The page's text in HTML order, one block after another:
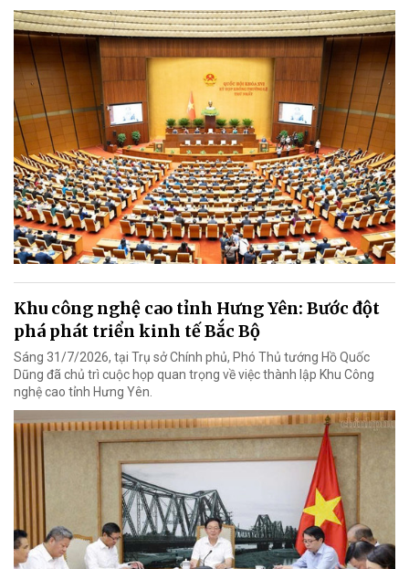
Khu công nghệ cao tỉnh Hưng Yên: Bước đột
phá phát triển kinh tế Bắc Bộ
Sáng 31/7/2026, tại Trụ sở Chính phủ, Phó Thủ tướng Hồ Quốc
Dũng đã chủ trì cuộc họp quan trọng về việc thành lập Khu Công
nghệ cao tỉnh Hưng Yên.